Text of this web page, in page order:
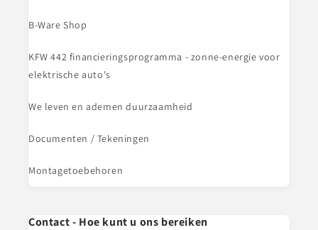
B-Ware Shop
KFW 442 financieringsprogramma - zonne-energie voor
elektrische auto's
We leven en ademen duurzaamheid
Documenten / Tekeningen
Montagetoebehoren
Contact - Hoe kunt u ons bereiken